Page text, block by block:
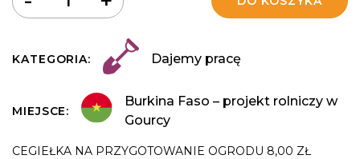
KATEGORIA: Dajemy pracę
MIEJSCE:
Burkina Faso – projekt rolniczy w
Gourcy
CEGIEŁKA NA PRZYGOTOWANIE OGRODU 8,00 ZŁ